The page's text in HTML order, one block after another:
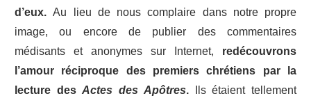
d’eux.Au lieu de nous complaire dans notre propre
image, ou encore de publier des commentaires
médisants et anonymes sur Internet, redécouvrons
l’amour réciproque des premiers chrétiens par la
lecture desActes des Apôtres.Ils étaient tellement